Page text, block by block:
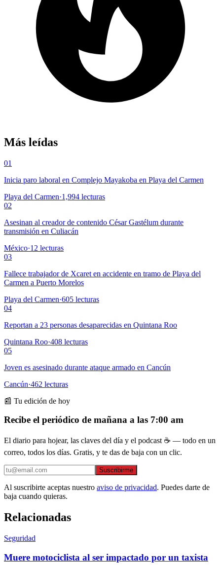
Más leídas
01
Inicia paro laboral en Complejo Mayakoba en Playa del Carmen
Playa del Carmen·1,994 lecturas
02
Asesinan al creador de contenido César Gastélum durante
transmisión en Culiacán
México·12 lecturas
03
Fallece trabajador de Xcaret en accidente en tramo de Playa del
Carmen a Puerto Morelos
Playa del Carmen·605 lecturas
04
Reportan a 23 personas desaparecidas en Quintana Roo
Quintana Roo·408 lecturas
05
Joven es asesinado durante ataque armado en Cancún
Cancún·462 lecturas
📰 Tu edición de hoy
Recibe el periódico de mañana a las 7:00 am
El diario para hojear, las claves del día y el podcast ☕ — todo en un
correo, todos los días. Gratis, y te das de baja con un clic.
Suscribirme
Al suscribirte aceptas nuestro aviso de privacidad. Puedes darte de
baja cuando quieras.
Relacionadas
Seguridad
Muere motociclista al ser impactado por un taxista